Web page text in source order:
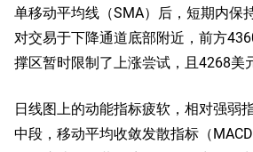
单移动平均线（SMA）后，短期内保
对交易于下降通道底部附近，前方
撑区暂时限制了上涨尝试，且4268美
日线图上的动能指标疲软，相对强弱
中段，移动平均收敛发散指标（